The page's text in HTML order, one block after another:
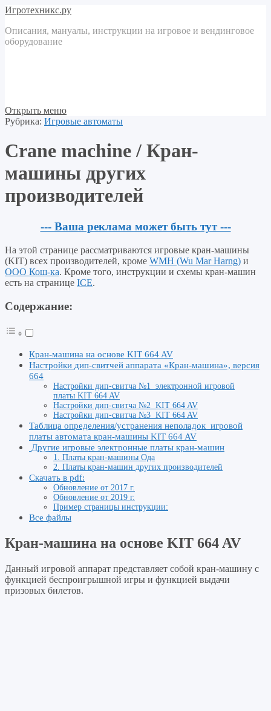
Игротехникс.ру
Описания, мануалы, инструкции на игровое и вендинговое
оборудование
Открыть меню
Рубрика: Игровые автоматы
Crane machine / Кран-
машины других
производителей
--- Ваша реклама может быть тут ---
На этой странице рассматриваются игровые кран-машины
(KIT) всех производителей, кроме WMH (Wu Mar Harng) и
ООО Кош-ка. Кроме того, инструкции и схемы кран-машин
есть на странице ICE.
Содержание:
Кран-машина на основе KIT 664 AV
Настройки дип-свитчей аппарата «Кран-машина», версия
664
Настройки дип-свитча №1 электронной игровой
платы KIT 664 AV
Настройки дип-свитча №2 KIT 664 AV
Настройки дип-свитча №3 KIT 664 AV
Таблица определения/устранения неполадок игровой
платы автомата кран-машины KIT 664 AV
Другие игровые электронные платы кран-машин
1. Платы кран-машины Ода
2. Платы кран-машин других производителей
Скачать в pdf:
Обновление от 2017 г.
Обновление от 2019 г.
Пример страницы инструкции:
Все файлы
Кран-машина на основе KIT 664 AV
Данный игровой аппарат представляет собой кран-машину с
функцией беспроигрышной игры и функцией выдачи
призовых билетов.